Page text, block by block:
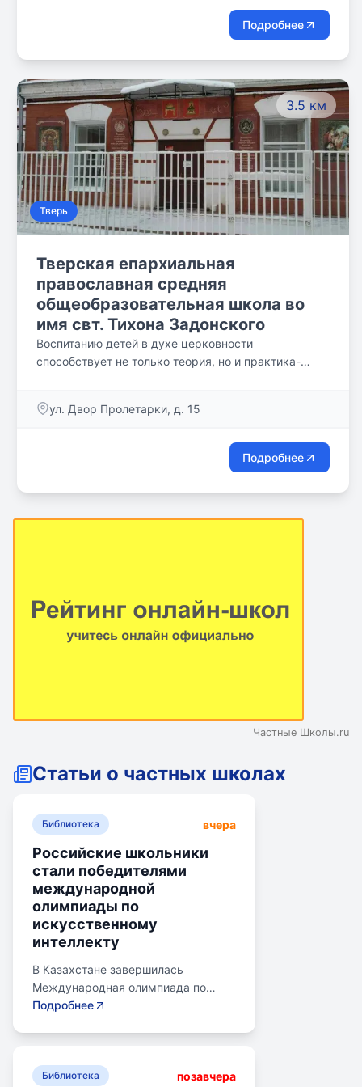
Подробнее
3.5 км
Тверь
Тверская епархиальная
православная средняя
общеобразовательная школа во
имя свт. Тихона Задонского
Воспитанию детей в духе церковности
способствует не только теория, но и практика-
богослужении, паломнические поездки.
ул. Двор Пролетарки, д. 15
Подробнее
Частные Школы.ru
Статьи о частных школах
Библиотека вчера
Российские школьники
стали победителями
международной
олимпиады по
искусственному
интеллекту
В Казахстане завершилась
Международная олимпиада по
искусственному интеллекту.
бронзовую медаль. Олимпиада
Подробнее
Библиотека позавчера